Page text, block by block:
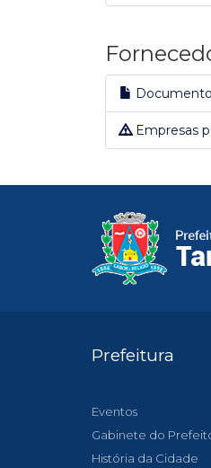
Empresas
Prefeitura
Eventos
Gabinete do
História da Cidade